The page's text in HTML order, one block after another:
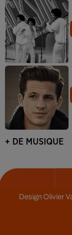
+ DE MUSIQUE
DesignOlivier